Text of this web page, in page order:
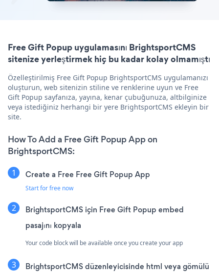
Free Gift Popup uygulamasını BrightsportCMS
sitenize yerleştirmek hiç bu kadar kolay olmamıştı
Özelleştirilmiş Free Gift Popup BrightsportCMS uygulamanızı
oluşturun, web sitenizin stiline ve renklerine uyun ve Free
Gift Popup sayfanıza, yayına, kenar çubuğunuza, altbilginize
veya istediğiniz herhangi bir yere BrightsportCMS ekleyin bir
site.
How To Add a Free Gift Popup App on
BrightsportCMS:
Create a Free Free Gift Popup App
Start for free now
BrightsportCMS için Free Gift Popup embed
pasajını kopyala
Your code block will be available once you create your app
BrightsportCMS düzenleyicisinde html veya gömülü